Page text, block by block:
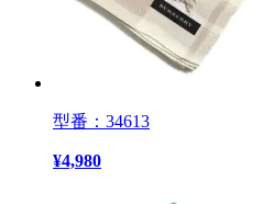
型番：34613
¥4,980